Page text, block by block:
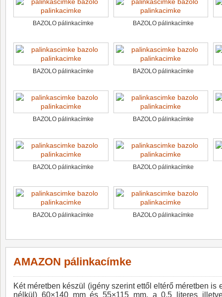
BAZOLO pálinkacímke BAZOLO pálinkacímke
BAZOLO pálinkacímke BAZOLO pálinkacímke
BAZOLO pálinkacímke BAZOLO pálinkacímke
BAZOLO pálinkacímke BAZOLO pálinkacímke
BAZOLO pálinkacímke BAZOLO pálinkacímke
AMAZON pálinkacímke
Két méretben készül (igény szerint ettől eltérő méretben is
nélkül) 60×140 mm és 55×115 mm, a 0,5 literes